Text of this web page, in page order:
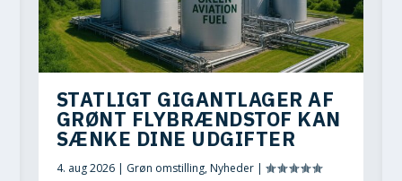
STATLIGT GIGANTLAGER AF
GRØNT FLYBRÆNDSTOF KAN
SÆNKE DINE UDGIFTER
4. aug 2026| Grøn omstilling,Nyheder|